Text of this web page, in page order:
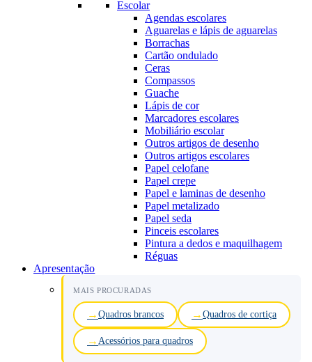
Escolar
Agendas escolares
Aguarelas e lápis de aguarelas
Borrachas
Cartão ondulado
Ceras
Compassos
Guache
Lápis de cor
Marcadores escolares
Mobiliário escolar
Outros artigos de desenho
Outros artigos escolares
Papel celofane
Papel crepe
Papel e laminas de desenho
Papel metalizado
Papel seda
Pinceis escolares
Pintura a dedos e maquilhagem
Réguas
Apresentação
MAIS PROCURADAS
Quadros brancos Quadros de cortiça
Acessórios para quadros